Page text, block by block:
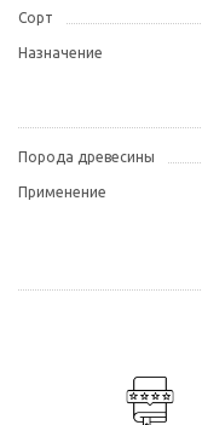
Сорт
Назначение
Порода древесины
Применение